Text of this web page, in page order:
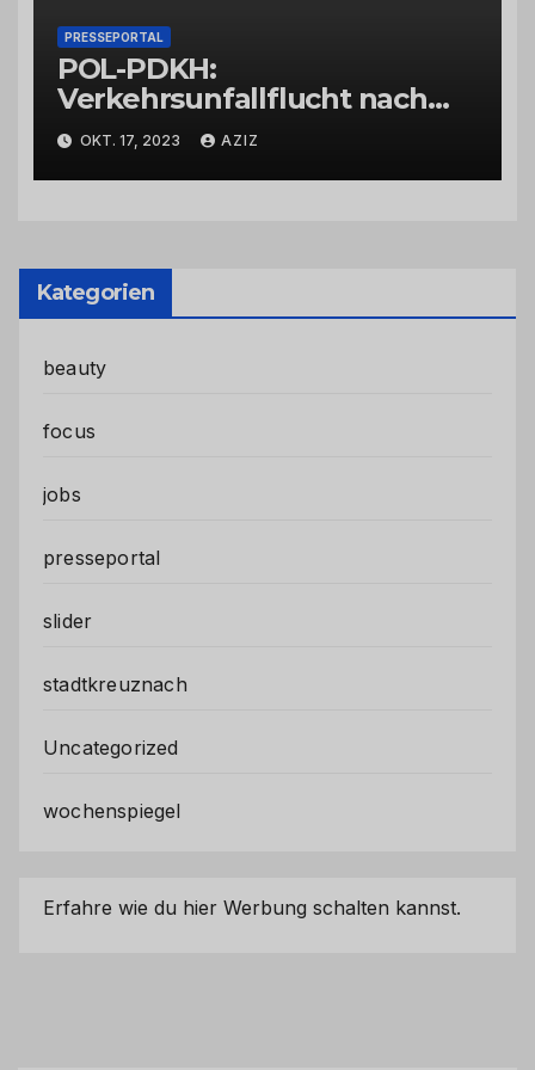
PRESSEPORTAL
POL-PDKH:
Verkehrsunfallflucht nach
Abbiegevorgang
OKT. 17, 2023 AZIZ
Kategorien
beauty
focus
jobs
presseportal
slider
stadtkreuznach
Uncategorized
wochenspiegel
Erfahre wie du hier Werbung schalten kannst.